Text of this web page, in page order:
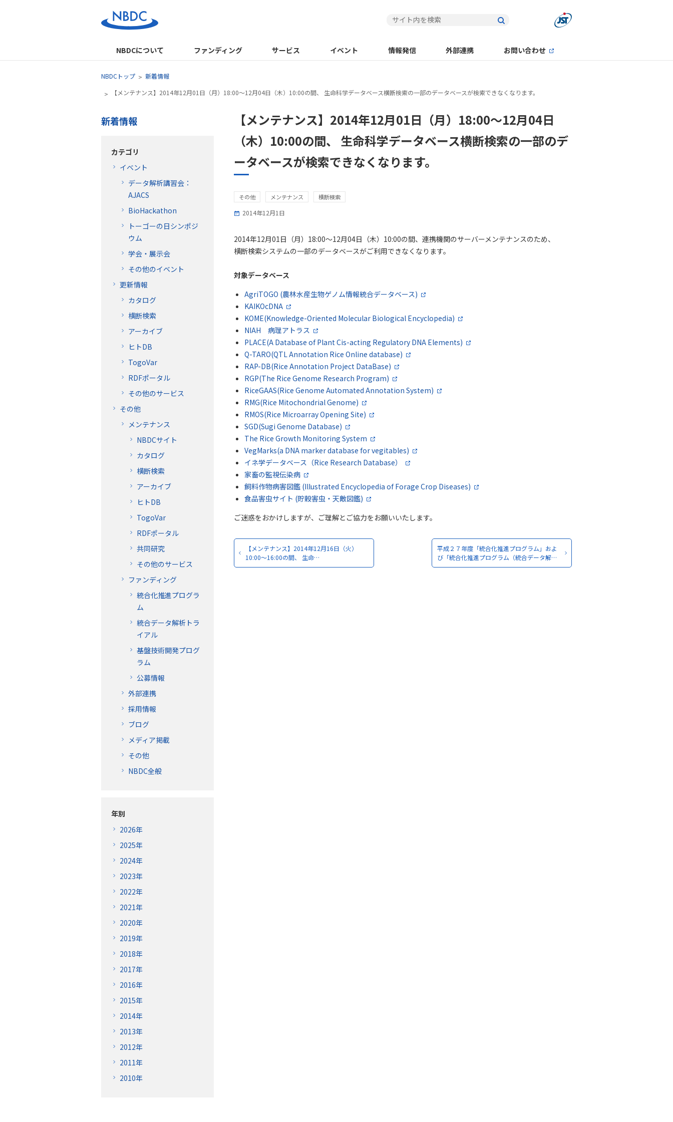
NBDCについて ファンディング サービス イベント 情報発信 外部連携 お問い合わせ
NBDCトップ
新着情報
【メンテナンス】2014年12月01日（月）18:00～12月04日（木）10:00の間、 生命科学データベース横断検索の一部のデータベースが検索できなくなります。
【メンテナンス】2014年12月01日（月）18:00～12月04日
（木）10:00の間、 生命科学データベース横断検索の一部のデ
ータベースが検索できなくなります。
その他 メンテナンス 横断検索
2014年12月1日
2014年12月01日（月）18:00～12月04日（木）10:00の間、連携機関のサーバーメンテナンスのため、
横断検索システムの一部のデータベースがご利用できなくなります。
対象データベース
AgriTOGO (農林水産生物ゲノム情報統合データベース)
KAIKOcDNA
KOME(Knowledge-Oriented Molecular Biological Encyclopedia)
NIAH 病理アトラス
PLACE(A Database of Plant Cis-acting Regulatory DNA Elements)
Q-TARO(QTL Annotation Rice Online database)
RAP-DB(Rice Annotation Project DataBase)
RGP(The Rice Genome Research Program)
RiceGAAS(Rice Genome Automated Annotation System)
RMG(Rice Mitochondrial Genome)
RMOS(Rice Microarray Opening Site)
SGD(Sugi Genome Database)
The Rice Growth Monitoring System
VegMarks(a DNA marker database for vegitables)
イネ学データベース（Rice Research Database）
家畜の監視伝染病
飼料作物病害図鑑 (Illustrated Encyclopedia of Forage Crop Diseases)
食品害虫サイト (貯穀害虫・天敵図鑑)
ご迷惑をおかけしますが、ご理解とご協力をお願いいたします。
【メンテナンス】2014年12月16日（火）
10:00～16:00の間、 生命…
平成２７年度「統合化推進プログラム」およ
び「統合化推進プログラム（統合データ解…
新着情報
カテゴリ
イベント
データ解析講習会：
AJACS
BioHackathon
トーゴーの日シンポジ
ウム
学会・展示会
その他のイベント
更新情報
カタログ
横断検索
アーカイブ
ヒトDB
TogoVar
RDFポータル
その他のサービス
その他
メンテナンス
NBDCサイト
カタログ
横断検索
アーカイブ
ヒトDB
TogoVar
RDFポータル
共同研究
その他のサービス
ファンディング
統合化推進プログラ
ム
統合データ解析トラ
イアル
基盤技術開発プログ
ラム
公募情報
外部連携
採用情報
ブログ
メディア掲載
その他
NBDC全般
年別
2026年
2025年
2024年
2023年
2022年
2021年
2020年
2019年
2018年
2017年
2016年
2015年
2014年
2013年
2012年
2011年
2010年